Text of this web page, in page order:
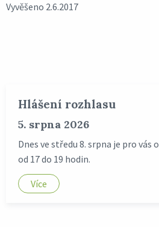
Vyvěšeno 2.6.2017
Hlášení rozhlasu
5. srpna 2026
Dnes ve středu 8. srpna je pro vás
od 17 do 19 hodin.
Více